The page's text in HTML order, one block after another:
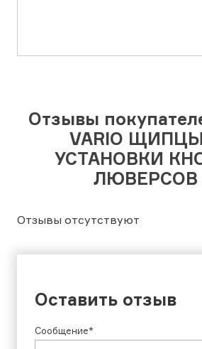
Отзывы
VARIO
УСТАНОВКИ
ЛЮВЕРСОВ
Отзывы отсутствуют
Оставить отзыв
Сообщение*